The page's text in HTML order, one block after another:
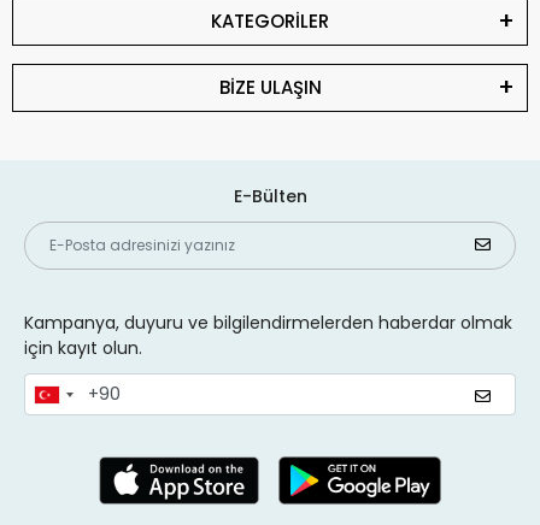
KATEGORİLER
BİZE ULAŞIN
E-Bülten
Kampanya, duyuru ve bilgilendirmelerden haberdar olmak
için kayıt olun.